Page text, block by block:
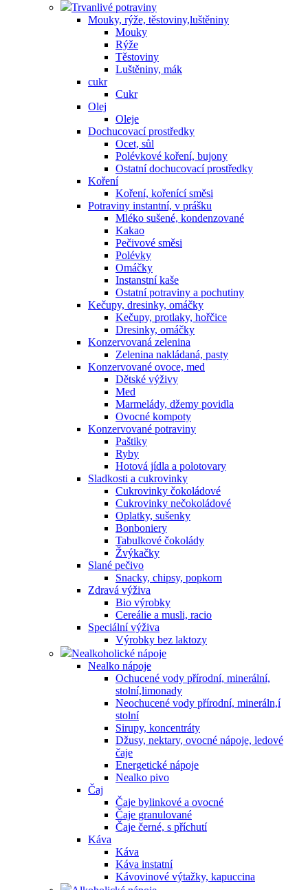
Trvanlivé potraviny
Mouky, rýže, těstoviny,luštěniny
Mouky
Rýže
Těstoviny
Luštěniny, mák
cukr
Cukr
Olej
Oleje
Dochucovací prostředky
Ocet, sůl
Polévkové koření, bujony
Ostatní dochucovací prostředky
Koření
Koření, kořenící směsi
Potraviny instantní, v prášku
Mléko sušené, kondenzované
Kakao
Pečivové směsi
Polévky
Omáčky
Instanstní kaše
Ostatní potraviny a pochutiny
Kečupy, dresinky, omáčky
Kečupy, protlaky, hořčice
Dresinky, omáčky
Konzervovaná zelenina
Zelenina nakládaná, pasty
Konzervované ovoce, med
Dětské výživy
Med
Marmelády, džemy povidla
Ovocné kompoty
Konzervované potraviny
Paštiky
Ryby
Hotová jídla a polotovary
Sladkosti a cukrovinky
Cukrovinky čokoládové
Cukrovinky nečokoládové
Oplatky, sušenky
Bonboniery
Tabulkové čokolády
Žvýkačky
Slané pečivo
Snacky, chipsy, popkorn
Zdravá výživa
Bio výrobky
Cereálie a musli, racio
Speciální výživa
Výrobky bez laktozy
Nealkoholické nápoje
Nealko nápoje
Ochucené vody přírodní, minerální,
stolní,limonady
Neochucené vody přírodní, mineráln,í
stolní
Sirupy, koncentráty
Džusy, nektary, ovocné nápoje, ledové
čaje
Energetické nápoje
Nealko pivo
Čaj
Čaje bylinkové a ovocné
Čaje granulované
Čaje černé, s příchutí
Káva
Káva
Káva instatní
Kávovinové výtažky, kapuccina